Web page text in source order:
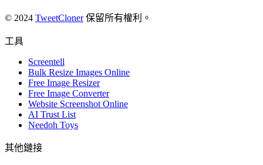
© 2024 TweetCloner 保留所有權利。
工具
Screentell
Bulk Resize Images Online
Free Image Resizer
Free Image Converter
Website Screenshot Online
AI Trust List
Needoh Toys
其他鏈接